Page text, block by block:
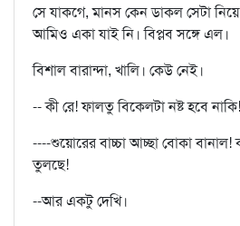
সে যাকগে, মানস কেন ডাকল সেটা
আমিও একা যাই নি। বিপ্লব সঙ্গে এল।
বিশাল বারান্দা, খালি। কেউ নেই।
-- কী রে! ফালতু বিকেলটা নষ্ট হবে নাকি!
----শুয়োরের বাচ্চা আচ্ছা বোকা
তুলছে!
--আর একটু দেখি।